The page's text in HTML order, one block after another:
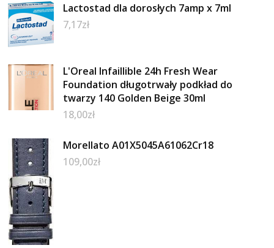
Lactostad dla dorosłych 7amp x 7ml
7,17zł
L'Oreal Infaillible 24h Fresh Wear
Foundation długotrwały podkład do
twarzy 140 Golden Beige 30ml
18,00zł
Morellato A01X5045A61062Cr18
109,00zł